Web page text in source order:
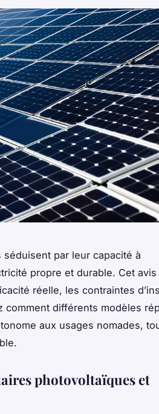
par leur capacité à
propre et durable. Cet avis
réelle, les contraintes
différents modèles
aux usages nomades,
photovoltaïques et